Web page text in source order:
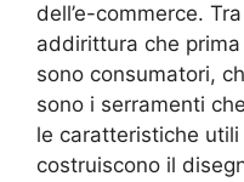
dell’e-commerce.
addirittura che
sono consumatori,
sono i serramenti
le caratteristiche
costruiscono il